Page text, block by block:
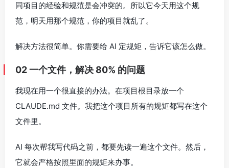
同项目的经验和规范是会冲突的。所以它今天用这个规
范，明天用那个规范，你的项目就乱了。
解决方法很简单。你需要给 AI 定规矩，告诉它该怎么做。
02 一个文件，解决 80% 的问题
我现在用一个很直接的办法。在项目根目录放一个
CLAUDE.md 文件。我把这个项目所有的规矩都写在这个
文件里。
AI 每次帮我写代码之前，都要先读一遍这个文件。然后，
它就会严格按照里面的规矩来办事。